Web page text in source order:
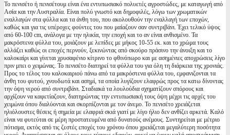
Το πενισέτο ή πενισέτουμ είναι ένα εντυπωσιακό πολυετές αγροστώδες, με καταγωγή από
Ασία και την Αυστραλία. Είναι πολύ γνωστό και δημοφιλές, λόγω των χρωματικών
εναλλαγών στα φύλλα και τα άνθη του, που ακολουθούν την εναλλαγή των εποχών,
καθώς και για τις υπέροχες φούντες του που μαίαζουν σαν συντριβάνι. Έχει τελικό ύψος
από 60-100 cm, ανάλογα με την ηλικία, την εποχή και το αν είναι ανθισμένο. Τα
μακρόστενα φύλλα του, μοιάζουν με λεπίδες με μήκος 10-55 εκ. και το χρώμα τους
αλλάζει καθώς οι εποχές περνούν, ξεκινώντας από σκούρο πράσινο την άνοιξη και το
καλοκαίρι και γίνεται χρυσαφένιο κίτρινο το φθινόπωρο και με ασημένιες αποχρώσεις λίγο
πριν μπει ο χειμώνας. Το πενισέτο διατηρεί τα φύλλα του για όλη τη διάρκεια της χρονιάς.
Προς το τέλος του καλοκαιριού πάνω από τα μακρόστενα φύλλα του, εμφανιζονται τα
άνθη του φυτού, χνουδωτά και ασημί, τα οποία λυγίζουν ελαφρώς προς τα κατω δίνοντας
την όψη νερού από συντριβάνι. Σταδιακά τα λουλούδια σχηματίζουν σπόρους και
αρχίζουν να καφετίαζουν, διατηρώντας την εντυπωσιακή τους όψη μέχρι τις αρχές του
χειμώνα όπου διαλύονται και σκορπίζονται με τον άνεμο. Το πενισέτο χρειάζεται
ηλιόλουστες θέσεις ή σημεία με ελαφριά σκιά γιατί με λίγο ήλιο δεν ανθίζει αρκετά. Καλό
είναι να φυτεύται σε μέρη προστατευμένα από δυνατούς ανέμους. Συντηρείται με μέτριο
πότισμα, εκτός από τις ζεστές εποχές του χρόνου όπου χρειάζεται μεγαλύτερη ποσότητα